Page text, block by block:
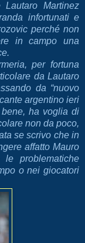
Martinez
infortunati e
perché non
in campo una
per fortuna
da Lautaro
da “nuovo
argentino ieri
ha voglia di
non da poco,
se scrivo che in
affatto Mauro
le problematiche
o nei giocatori